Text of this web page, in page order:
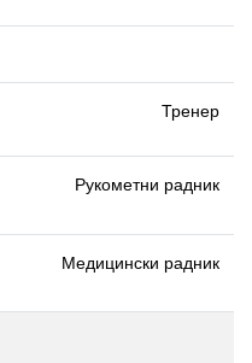
Тренер
Рукометни радник
Медицински радник